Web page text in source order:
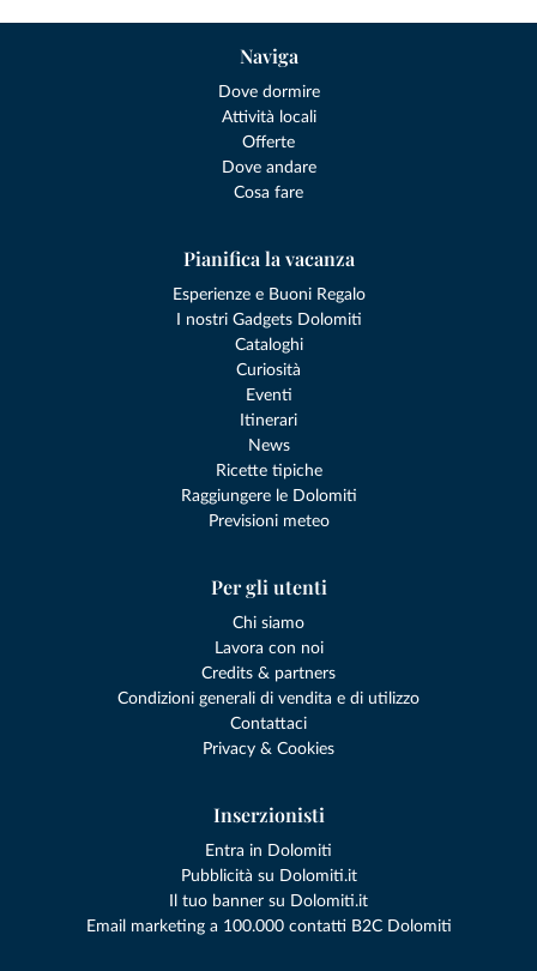
Naviga
Dove dormire
Attività locali
Offerte
Dove andare
Cosa fare
Pianifica la vacanza
Esperienze e Buoni Regalo
I nostri Gadgets Dolomiti
Cataloghi
Curiosità
Eventi
Itinerari
News
Ricette tipiche
Raggiungere le Dolomiti
Previsioni meteo
Per gli utenti
Chi siamo
Lavora con noi
Credits & partners
Condizioni generali di vendita e di utilizzo
Contattaci
Privacy & Cookies
Inserzionisti
Entra in Dolomiti
Pubblicità su Dolomiti.it
Il tuo banner su Dolomiti.it
Email marketing a 100.000 contatti B2C Dolomiti